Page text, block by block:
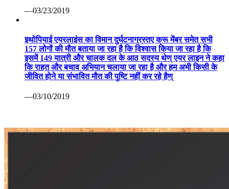
—03/23/2019
इथोपियाई एयरलाइंस का विमान दुर्घटनाग्रस्तए क्रू मेंबर समेत सभी
157 लोगों की मौत बताया जा रहा है कि विश्वास किया जा रहा है कि
इसमें 149 यात्री और चालक दल के आठ सदस्य थेण् एयर लाइन ने कहा
कि राहत और बचाव अभियान चलाया जा रहा है और हम अभी किसी के
जीवित होने या संभावित मौत की पुष्टि नहीं कर रहे हैण्
—03/10/2019